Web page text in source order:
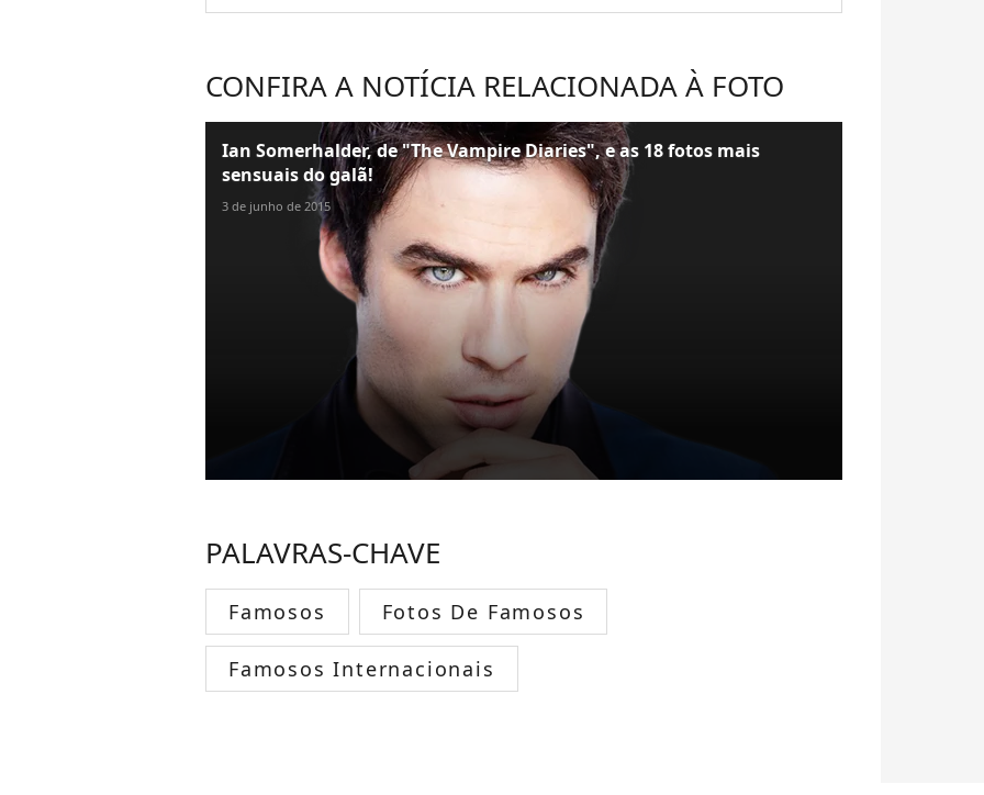
CONFIRA A NOTÍCIA RELACIONADA À FOTO
Ian Somerhalder, de "The Vampire Diaries", e as 18 fotos mais
sensuais do galã!
3 de junho de 2015
PALAVRAS-CHAVE
Famosos Fotos De Famosos
Famosos Internacionais